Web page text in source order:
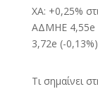
ΧΑ: +0,25%
ΑΔΜΗΕ 4,55e
3,72e (-
Τι σημαίνει